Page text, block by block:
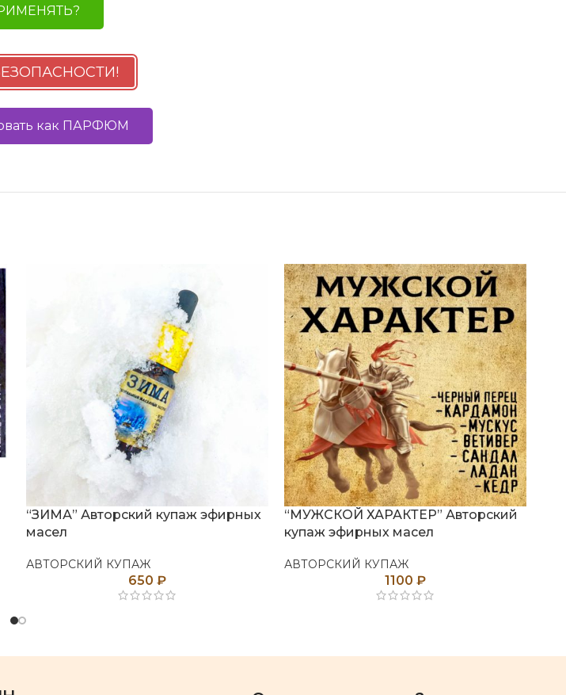
как ПАРФЮМ
“ЗИМА” Авторский купаж эфирных
масел
АВТОРСКИЙ КУПАЖ
650 ₽
“МУЖСКОЙ ХАРАКТЕР” Авторский
купаж эфирных масел
АВТОРСКИЙ КУПАЖ
1100 ₽